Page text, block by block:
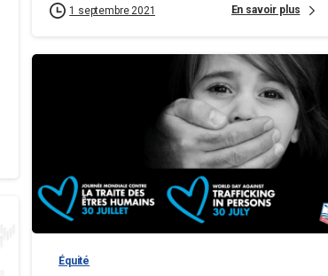
1 septembre 2021 En savoir plus
Équité